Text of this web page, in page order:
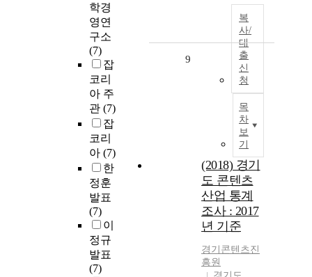
학경
영연
구소
(7)
잡
코리
아 주
관 (7)
잡
코리
아 (7)
한
정훈
발표
(7)
이
정규
발표
(7)
복
사/
대
출
신
청
목
차
보
기
9
(2018) 경기
도 콘텐츠
산업 통계
조사 : 2017
년 기준
경기콘텐츠진
흥원